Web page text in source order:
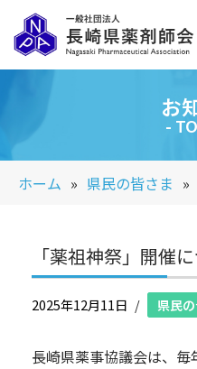
コ
ン
ツ
ス
お
-
ホーム » 県民の皆さま »
「薬祖神祭」開催
2025年12月11日 県民
長崎県薬事協議会は、